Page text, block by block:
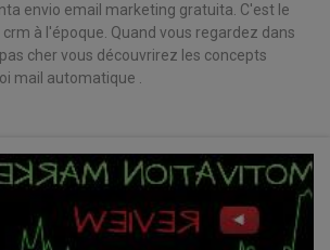
envio email marketing gratuita. C'est le
à l'époque. Quand vous regardez dans
cher vous découvrirez les concepts
mail automatique .